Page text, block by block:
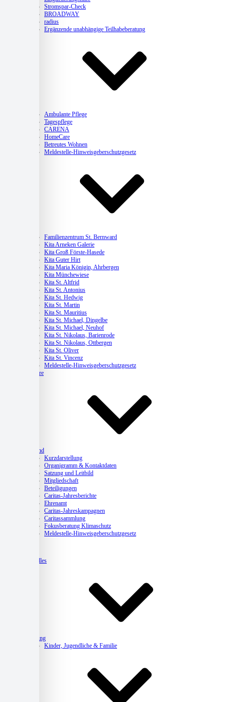
Stromspar-Check
BROADWAY
radius
Ergänzende unabhängige Teilhabeberatung
Ambulante Pflege
Tagespflege
CARENA
HomeCare
Betreutes Wohnen
Meldestelle-Hinweisgeberschutzgesetz
Familienzentrum St. Bernward
Kita Arneken Galerie
Kita Groß Förste-Hasede
Kita Guter Hirt
Kita Maria Königin, Ahrbergen
Kita Münchewiese
Kita St. Altfrid
Kita St. Antonius
Kita St. Hedwig
Kita St. Martin
Kita St. Mauritius
Kita St. Michael, Dingelbe
Kita St. Michael, Neuhof
Kita St. Nikolaus, Barienrode
Kita St. Nikolaus, Ottbergen
Kita St. Oliver
Kita St. Vincenz
Meldestelle-Hinweisgeberschutzgesetz
Karriere
Verband
Kurzdarstellung
Organigramm & Kontaktdaten
Satzung und Leitbild
Mitgliedschaft
Beteiligungen
Caritas-Jahresberichte
Ehrenamt
Caritas-Jahreskampagnen
Caritassammlung
Fokusberatung Klimaschutz
Meldestelle-Hinweisgeberschutzgesetz
Aktuelles
Beratung
Kinder, Jugendliche & Familie